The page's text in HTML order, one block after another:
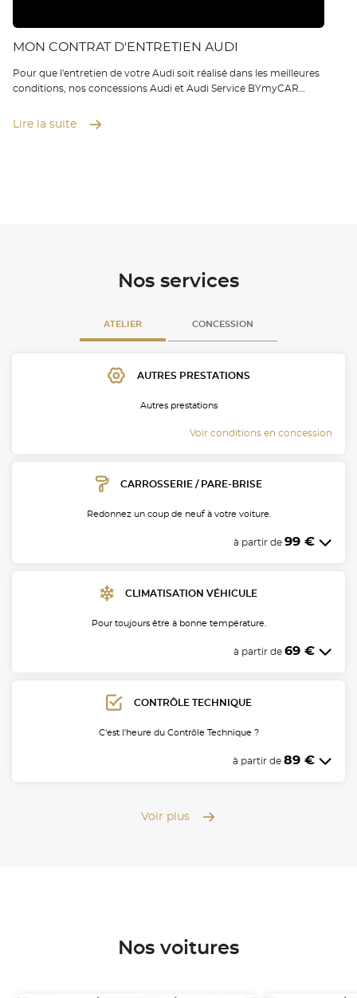
MON CONTRAT D'ENTRETIEN AUDI
Pour que l'entretien de votre Audi soit réalisé dans les meilleures
conditions, nos concessions Audi et Audi Service BYmyCAR
pouvez alors souscrire au contrat d'entretien Audi lors de l'ac...
Lire la suite
Nos services
ATELIER CONCESSION
AUTRES PRESTATIONS
Autres prestations
Voir conditions en concession
CARROSSERIE / PARE-BRISE
Redonnez un coup de neuf à votre voiture.
à partir de 99 €
CLIMATISATION VÉHICULE
Pour toujours être à bonne température.
à partir de 69 €
CONTRÔLE TECHNIQUE
C'est l'heure du Contrôle Technique ?
à partir de 89 €
Voir plus
Nos voitures